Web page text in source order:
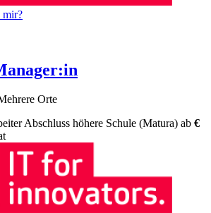
mir?
Orte
Abschluss höhere Schule (Matura) ab €